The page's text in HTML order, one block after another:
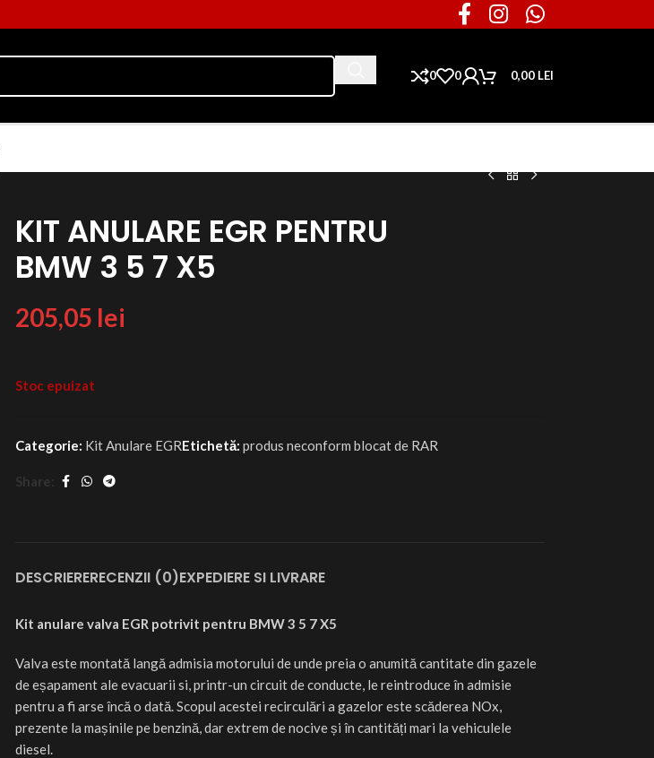
0 0 0,00 LEI
KIT ANULARE EGR PENTRU
BMW 3 5 7 X5
205,05 lei
Stoc epuizat
Categorie: Kit Anulare EGREtichetă: produs neconform blocat de RAR
Share:
DESCRIERERECENZII (0)EXPEDIERE SI LIVRARE
Kit anulare valva EGR potrivit pentru BMW 3 5 7 X5
Valva este montată langă admisia motorului de unde preia o anumită cantitate din gazele
de eșapament ale evacuarii si, printr-un circuit de conducte, le reintroduce în admisie
pentru a fi arse încă o dată. Scopul acestei recirculări a gazelor este scăderea NOx,
prezente la mașinile pe benzină, dar extrem de nocive și în cantități mari la vehiculele
diesel.